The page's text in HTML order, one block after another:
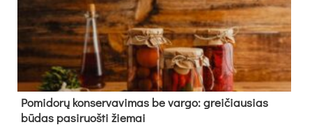
Pomidorų konservavimas be vargo: greičiausias
būdas pasiruošti žiemai